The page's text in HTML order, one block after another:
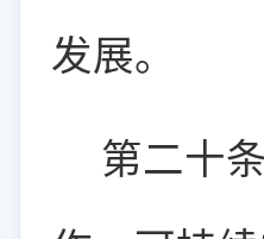
发展。
第二十条